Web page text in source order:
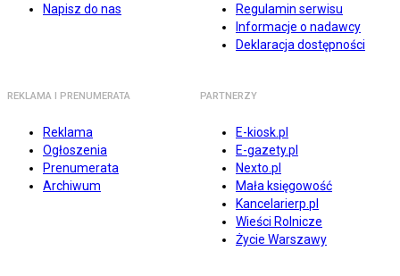
Napisz do nas
Regulamin serwisu
Informacje o nadawcy
Deklaracja dostępności
REKLAMA I PRENUMERATA
Reklama
Ogłoszenia
Prenumerata
Archiwum
PARTNERZY
E-kiosk.pl
E-gazety.pl
Nexto.pl
Mała księgowość
Kancelarierp.pl
Wieści Rolnicze
Życie Warszawy